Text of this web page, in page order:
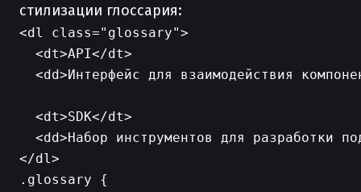
стилизации глоссария:
<dl class="glossary">
  <dt>API</dt>
<dd>Интерфейс для взаимодействия
  <dt>SDK</dt>
<dd>Набор инструментов для разработки
.glossary {